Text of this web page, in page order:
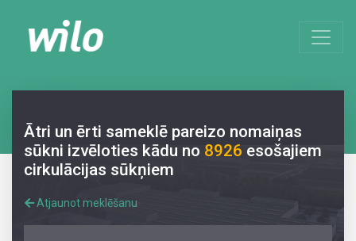
Ātri un ērti sameklē pareizo nomaiņas
sūkni izvēloties kādu no 8926 esošajiem
cirkulācijas sūkņiem
Atjaunot meklēšanu